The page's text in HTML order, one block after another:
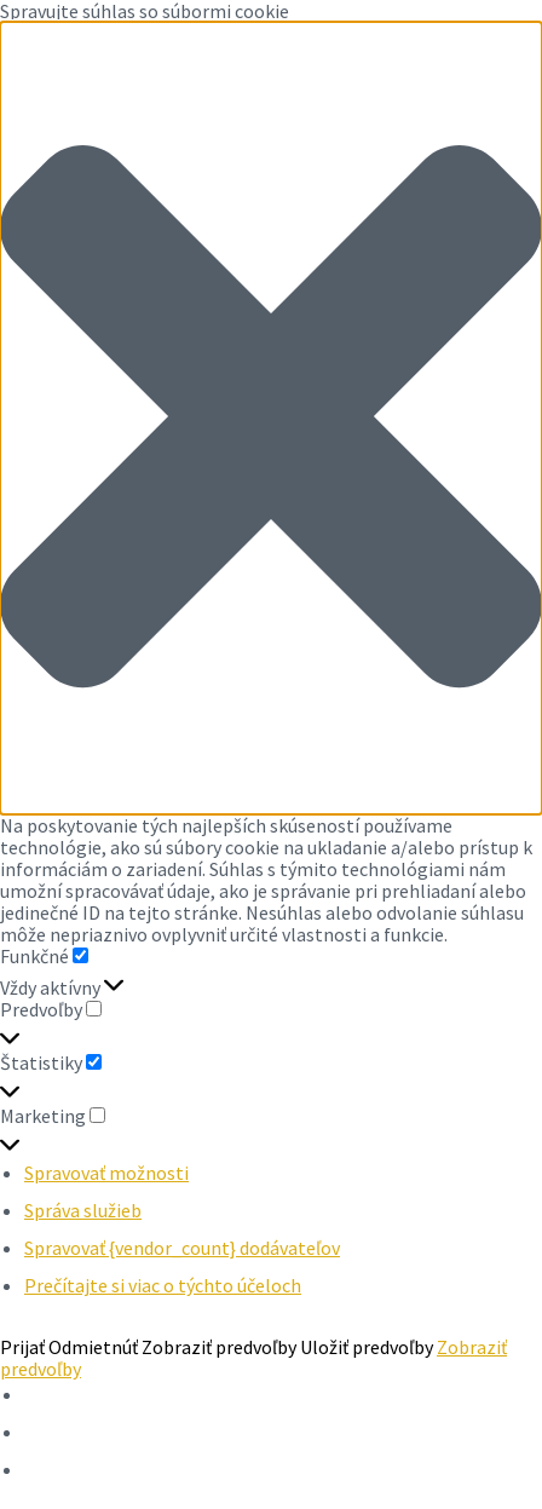
Spravujte súhlas so súbormi cookie
Na poskytovanie tých najlepších skúseností používame
technológie, ako sú súbory cookie na ukladanie a/alebo prístup k
informáciám o zariadení. Súhlas s týmito technológiami nám
umožní spracovávať údaje, ako je správanie pri prehliadaní alebo
jedinečné ID na tejto stránke. Nesúhlas alebo odvolanie súhlasu
môže nepriaznivo ovplyvniť určité vlastnosti a funkcie.
Funkčné
FUNKČNÉ
Vždy aktívny
Predvoľby
PREDVOĽBY
Štatistiky
ŠTATISTIKY
Marketing
MARKETING
Spravovať možnosti
Správa služieb
Spravovať {vendor_count} dodávateľov
Prečítajte si viac o týchto účeloch
PrijaťOdmietnúť Zobraziť predvoľby Uložiť predvoľby Zobraziť
predvoľby